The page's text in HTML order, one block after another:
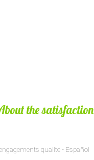
the satisfaction
qualité - Español